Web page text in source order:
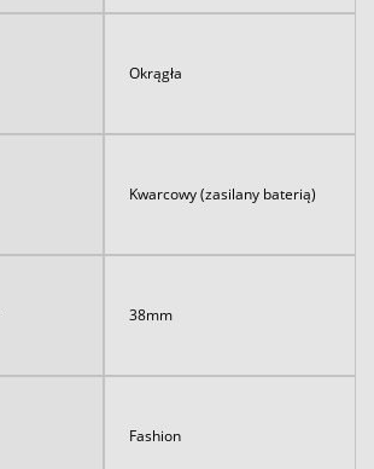
Okrągła
Kwarcowy (zasilany baterią)
38mm
Fashion